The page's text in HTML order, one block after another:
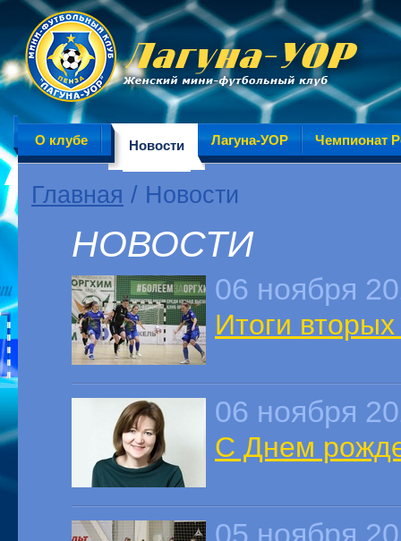
О клубе Новости Лагуна-УОР Чемпионат
Главная / Новости
НОВОСТИ
06 ноября
Итоги
06 ноября
С Днем
05 ноября